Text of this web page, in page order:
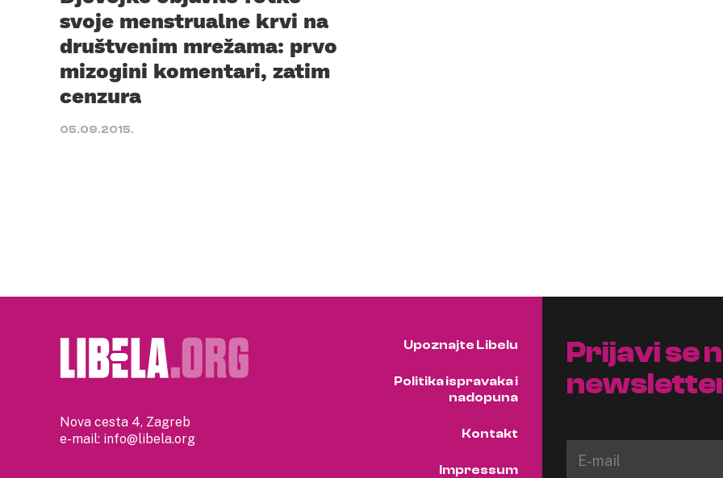
svoje menstrualne krvi na
društvenim mrežama: prvo
mizogini komentari, zatim
cenzura
05.09.2015.
Nova cesta 4, Zagreb
e-mail: info@libela.org
Upoznajte Libelu
Politika ispravaka i
nadopuna
Kontakt
Impressum
Prijavi se